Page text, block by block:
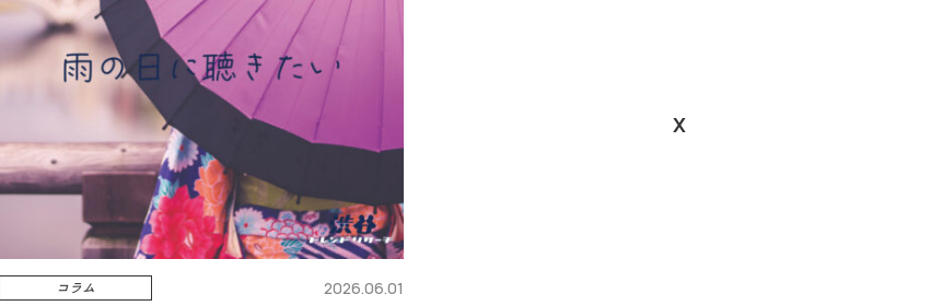
コラム 2026.06.01
X